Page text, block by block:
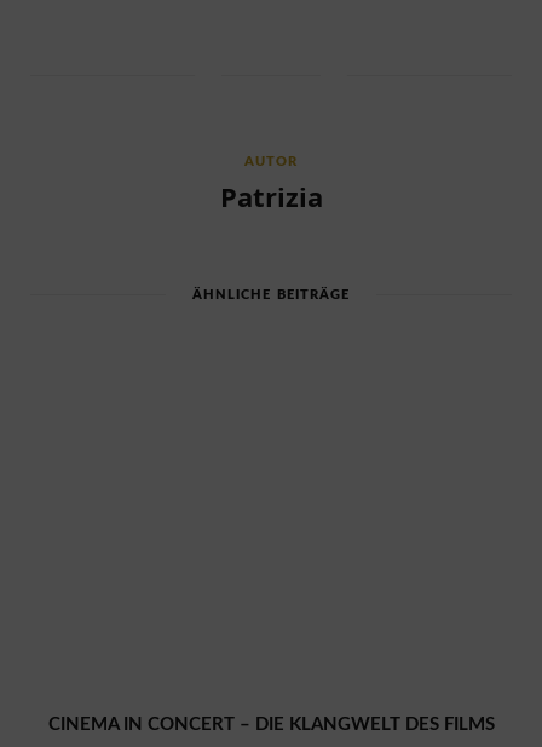
AUTOR
Patrizia
ÄHNLICHE BEITRÄGE
CINEMA IN CONCERT – DIE KLANGWELT DES FILMS